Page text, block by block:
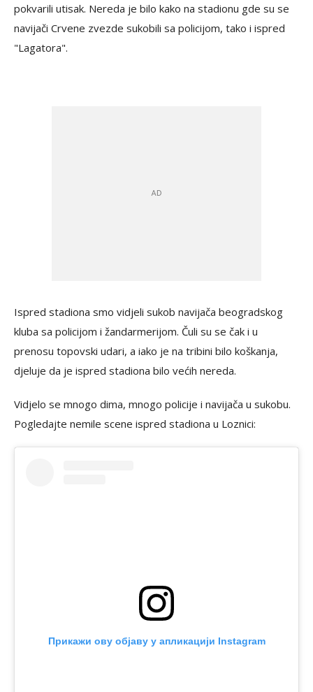
pokvarili utisak. Nereda je bilo kako na stadionu gde su se
navijači Crvene zvezde sukobili sa policijom, tako i ispred
"Lagatora".
Ispred stadiona smo vidjeli sukob navijača beogradskog
kluba sa policijom i žandarmerijom. Čuli su se čak i u
prenosu topovski udari, a iako je na tribini bilo koškanja,
djeluje da je ispred stadiona bilo većih nereda.
Vidjelo se mnogo dima, mnogo policije i navijača u sukobu.
Pogledajte nemile scene ispred stadiona u Loznici:
Прикажи ову објаву у апликацији Instagram